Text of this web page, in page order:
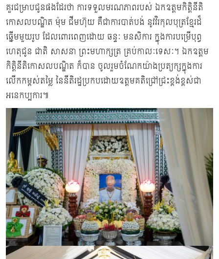
គួរជម្រាបជូនផងដែរថា ការទទួលមរណភាពរបស់ ឯកឧត្តមកិត្តិនីតិ
កោសលបណ្ឌិត ម៉ុម ជីមហ៊ុយ គឺជាការបាត់បង់ នូវវិរកុលបុត្រខ្មែរដ៏
ឆ្នើមមួយរូប ដែលពោរពេញដោយ ឆន្ទៈ មនសិការ ក្នុងការបម្រើបុព្វ
ហេតុជូន ជាតិ សាសនា ព្រះមហាក្សត្រ គ្រប់កាលៈទេសៈ។ ឯកឧត្តម
កិត្តិនីតិកោសលបណ្ឌិត ក៏បាន ចូលរួមចំណែកយ៉ាងប្រត្យក្សក្នុងការ
លើកកម្ពស់តម្លៃ នៃនីតិរដ្ឋប្រកបដោយឧត្តមគតិជ្រៅជ្រះខ្ពង់ខ្ពស់ជា
អនេកប្បការ៕